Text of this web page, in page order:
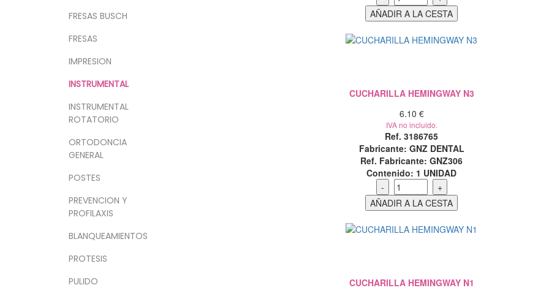
FRESAS BUSCH
FRESAS
IMPRESION
INSTRUMENTAL
INSTRUMENTAL
ROTATORIO
ORTODONCIA
GENERAL
POSTES
PREVENCION Y
PROFILAXIS
BLANQUEAMIENTOS
PROTESIS
PULIDO
CUCHARILLA HEMINGWAY N3
6.10 €
IVA no incluido.
Ref. 3186765
Fabricante: GNZ DENTAL
Ref. Fabricante: GNZ306
Contenido: 1 UNIDAD
CUCHARILLA HEMINGWAY N1